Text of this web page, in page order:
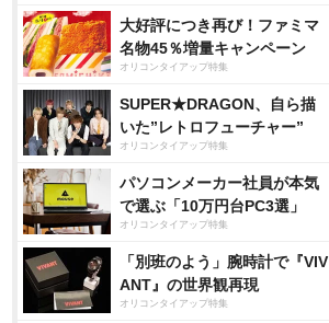
大好評につき再び！ファミマ
名物45％増量キャンペーン
オリコンタイアップ特集
SUPER★DRAGON、自ら描
いた”レトロフューチャー”
オリコンタイアップ特集
パソコンメーカー社員が本気
で選ぶ「10万円台PC3選」
オリコンタイアップ特集
「別班のよう」腕時計で『VIV
ANT』の世界観再現
オリコンタイアップ特集